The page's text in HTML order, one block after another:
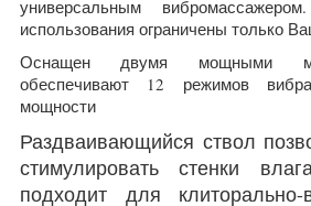
универсальным
использования ограничены только
Оснащен двумя мощными
обеспечивают 12 режимов
мощности
Раздваивающийся ствол
стимулировать стенки
подходит для клиторально-